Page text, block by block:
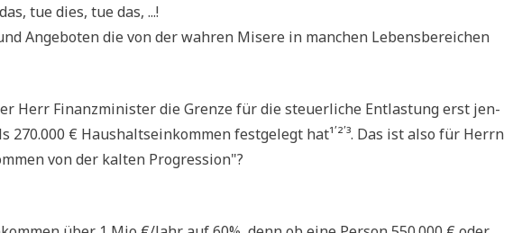
tue dies, tue das, ...!
Ange­bo­ten die von der wah­ren Mise­re in man­chen Lebens­be­rei­chen
Herr Finanz­mi­ni­ster die Gren­ze für die steu­er­li­che Ent­la­stung erst jen­
270.000 € Haus­halts­ein­kom­men fest­ge­legt hat¹
,
²
,
³. Das ist also für Herrn
von der kal­ten Progression"?